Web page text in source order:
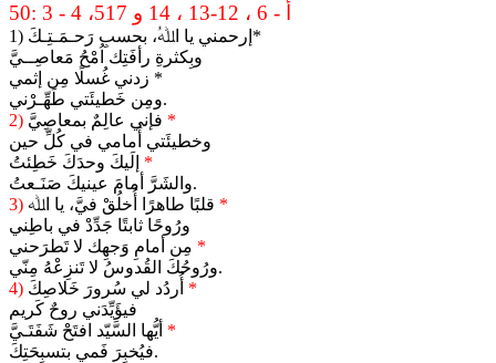
50: 3 - 4 ،5أ - 6 ، 12-13 ، 14 و 17
1) إرحمني يا اﷲُ، بحسبِ رَحـمَـتِـكَ*
وبِكثرةِ رأفَتِك اُمْحُ مَعاصِــيَّ
زدني غُسلًا مِن إثمي *
ومِن خَطيئَتي طَهِّـرْني.
2)
*
وخطيئَتي أَمامي في كُلِّ حين
*
والشَرَّ أمامَ عينيكَ صَنَـعتُ.
3)
*
ورُوحًا ثابتًا جَدِّدْ في باطِني
*
ورُوحُكَ القُدوسُ لا تَنزِعْهُ مِنّي.
4)
*
فيؤَيِّدَني روحٌ كَريم
*
فيُخبِرَ فَمي بتسبِحَتِكَ.